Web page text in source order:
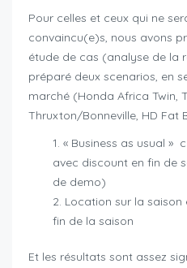
Pour celles et ceux qui ne
convaincu(e)s, nous avons
étude de cas (analyse de la
préparé deux scenarios, en
marché (Honda Africa Twin,
Thruxton/Bonneville, HD Fat
« Business as usual »
avec discount en fin de
de demo)
Location sur la
fin de la saison
Et les résultats sont assez